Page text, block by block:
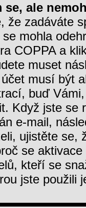
se, ale
že zadáváte
mohla
COPPA a
muset
musí být
buď
Když jste se
e-mail,
ujistěte se,
se
kteří se
jste použili